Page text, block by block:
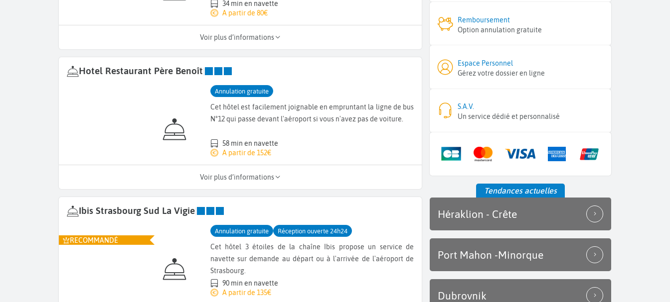
34 min en navette
A partir de 80€
Voir plus d’informations
Hotel Restaurant Père Benoît
Annulation gratuite
Cet hôtel est facilement joignable en empruntant la ligne de bus
N°12 qui passe devant l'aéroport si vous n'avez pas de voiture.
58 min en navette
A partir de 152€
Voir plus d’informations
Ibis Strasbourg Sud La Vigie
RECOMMANDÉ
Annulation gratuite Réception ouverte 24h24
Cet hôtel 3 étoiles de la chaîne Ibis propose un service de
navette sur demande au départ ou à l'arrivée de l'aéroport de
Strasbourg.
90 min en navette
A partir de 135€
Remboursement
Option annulation gratuite
Espace Personnel
Gérez votre dossier en ligne
S.A.V.
Un service dédié et personnalisé
Tendances actuelles
Héraklion - Crête
Port Mahon -Minorque
Dubrovnik